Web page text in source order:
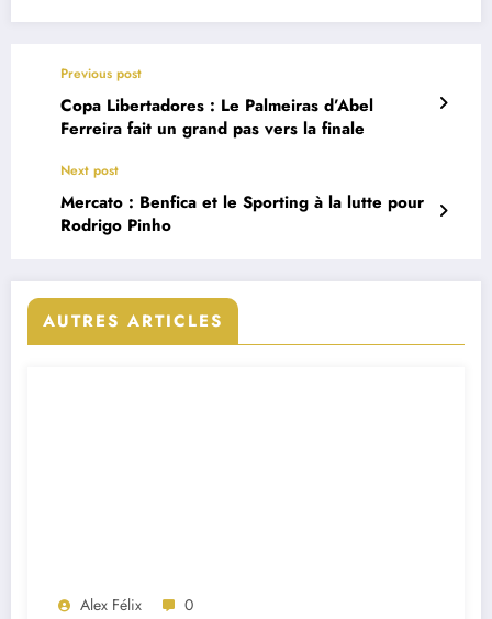
Previous post
Copa Libertadores : Le Palmeiras d’Abel
Ferreira fait un grand pas vers la finale
Next post
Mercato : Benfica et le Sporting à la lutte pour
Rodrigo Pinho
AUTRES ARTICLES
Alex Félix 0